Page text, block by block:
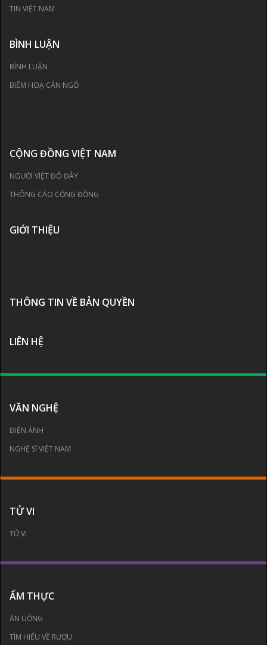
TIN VIỆT NAM
BÌNH LUẬN
BÌNH LUẬN
BIẾM HOẠ CÁN NGỐ
CỘNG ĐỒNG VIỆT NAM
NGƯỜI VIỆT ĐÓ ĐÂY
THÔNG CÁO CỘNG ĐỒNG
GIỚI THIỆU
THÔNG TIN VỀ BẢN QUYỀN
LIÊN HỆ
VĂN NGHỆ
ĐIỆN ẢNH
NGHỆ SĨ VIỆT NAM
TỬ VI
TỬ VI
ẨM THỰC
ĂN UỐNG
TÌM HIỂU VỀ RƯỢU